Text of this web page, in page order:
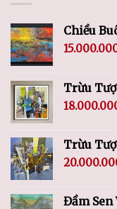
Chiều
Trừu
Trừu
Đầm Sen